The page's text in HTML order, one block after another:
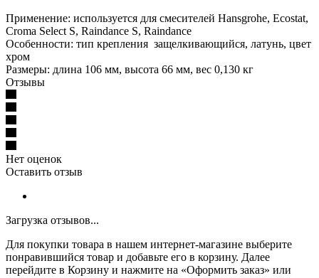
Применение: используется для смесителей Hansgrohe, Ecostat,
Croma Select S, Raindance S, Raindance
Особенности: тип крепления защелкивающийся, латунь, цвет
хром
Размеры: длина 106 мм, высота 66 мм, вес 0,130 кг
Отзывы
Нет оценок
Оставить отзыв
Загрузка отзывов...
Для покупки товара в нашем интернет-магазине выберите
понравившийся товар и добавьте его в корзину. Далее
перейдите в Корзину и нажмите на «Оформить заказ» или